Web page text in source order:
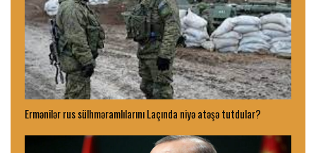
Ermənilər rus sülhməramlılarını Laçında niyə atəşə tutdular?